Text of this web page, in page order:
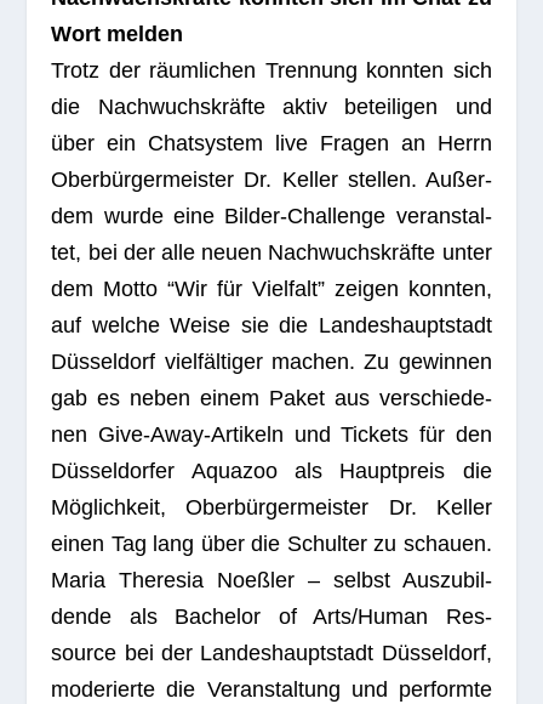
Wort melden
Trotz der räum­li­chen Tren­nung konn­ten sich
die Nach­wuchs­kräfte aktiv betei­li­gen und
über ein Chat­sys­tem live Fra­gen an Herrn
Ober­bür­ger­meis­ter Dr. Kel­ler stel­len. Außer­
dem wurde eine Bil­der-Chall­enge ver­an­stal­
tet, bei der alle neuen Nach­wuchs­kräfte unter
dem Motto “Wir für Viel­falt” zei­gen konn­ten,
auf wel­che Weise sie die Lan­des­haupt­stadt
Düs­sel­dorf viel­fäl­ti­ger machen. Zu gewin­nen
gab es neben einem Paket aus ver­schie­de­
nen Give-Away-Arti­keln und Tickets für den
Düs­sel­dor­fer Aqua­zoo als Haupt­preis die
Mög­lich­keit, Ober­bür­ger­meis­ter Dr. Kel­ler
einen Tag lang über die Schul­ter zu schauen.
Maria The­re­sia Noeß­ler – selbst Aus­zu­bil­
dende als Bache­lor of Arts/Human Res­
source bei der Lan­des­haupt­stadt Düs­sel­dorf,
mode­rierte die Ver­an­stal­tung und per­formte